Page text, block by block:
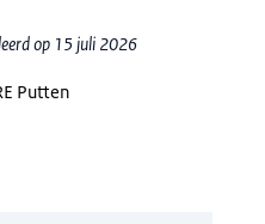
op 15 juli 2026
Putten